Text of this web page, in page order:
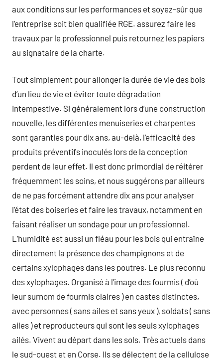
aux conditions sur les performances et soyez-sûr que
l’entreprise soit bien qualifiée RGE. assurez faire les
travaux par le professionnel puis retournez les papiers
au signataire de la charte.
Tout simplement pour allonger la durée de vie des bois
d’un lieu de vie et éviter toute dégradation
intempestive. Si généralement lors d’une construction
nouvelle, les différentes menuiseries et charpentes
sont garanties pour dix ans, au-delà, l’efficacité des
produits préventifs inoculés lors de la conception
perdent de leur effet. Il est donc primordial de réitérer
fréquemment les soins, et nous suggérons par ailleurs
de ne pas forcément attendre dix ans pour analyser
l’état des boiseries et faire les travaux, notamment en
faisant réaliser un sondage pour un professionnel.
L’humidité est aussi un fléau pour les bois qui entraîne
directement la présence des champignons et de
certains xylophages dans les poutres. Le plus reconnu
des xylophages. Organisé à l’image des fourmis ( d’où
leur surnom de fourmis claires ) en castes distinctes,
avec personnes ( sans ailes et sans yeux ), soldats ( sans
ailes ) et reproducteurs qui sont les seuls xylophages
ailés. Vivent au départ dans les sols. Très actuels dans
le sud-ouest et en Corse. Ils se délectent de la cellulose